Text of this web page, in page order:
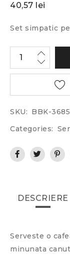
40,57 lei
Set simpatic
SKU: BBK-
Categories:
DESCRIERE
Serveste o
minunata